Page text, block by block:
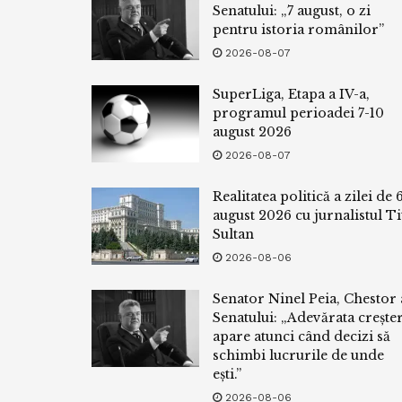
Senatului: „7 august, o zi
pentru istoria românilor”
2026-08-07
SuperLiga, Etapa a IV-a,
programul perioadei 7-10
august 2026
2026-08-07
Realitatea politică a zilei de 6
august 2026 cu jurnalistul
Sultan
2026-08-06
Senator Ninel Peia, Chestor
Senatului: „Adevărata
apare atunci când decizi să
schimbi lucrurile de unde
ești.”
2026-08-06